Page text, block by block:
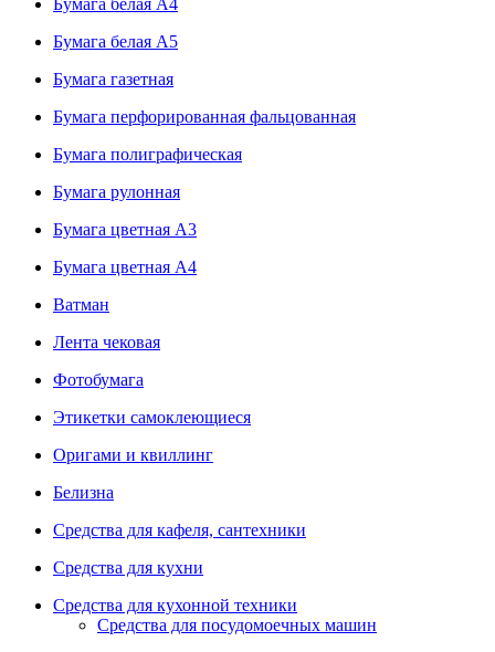
Бумага белая А4
Бумага белая А5
Бумага газетная
Бумага перфорированная фальцованная
Бумага полиграфическая
Бумага рулонная
Бумага цветная А3
Бумага цветная А4
Ватман
Лента чековая
Фотобумага
Этикетки самоклеющиеся
Оригами и квиллинг
Белизна
Средства для кафеля, сантехники
Средства для кухни
Средства для кухонной техники
Средства для посудомоечных машин